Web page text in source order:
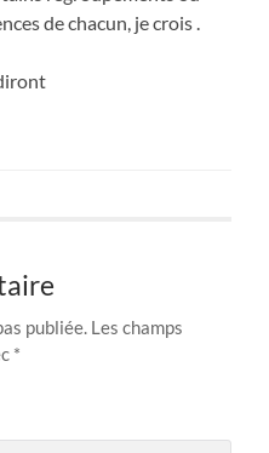
de chacun, je crois .
publiée. Les champs
*